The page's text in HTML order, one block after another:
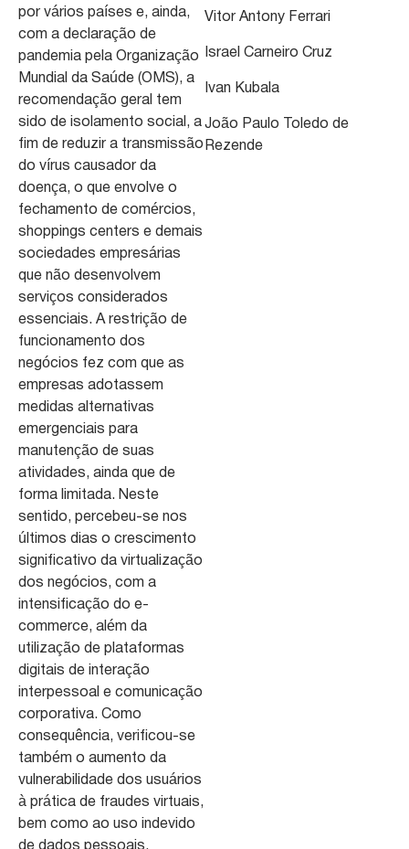
por vários países e, ainda,
com a declaração de
pandemia pela Organização
Mundial da Saúde (OMS), a
recomendação geral tem
sido de isolamento social, a
fim de reduzir a transmissão
do vírus causador da
doença, o que envolve o
fechamento de comércios,
shoppings centers e demais
sociedades empresárias
que não desenvolvem
serviços considerados
essenciais. A restrição de
funcionamento dos
negócios fez com que as
empresas adotassem
medidas alternativas
emergenciais para
manutenção de suas
atividades, ainda que de
forma limitada. Neste
sentido, percebeu-se nos
últimos dias o crescimento
significativo da virtualização
dos negócios, com a
intensificação do e-
commerce, além da
utilização de plataformas
digitais de interação
interpessoal e comunicação
corporativa. Como
consequência, verificou-se
também o aumento da
vulnerabilidade dos usuários
à prática de fraudes virtuais,
bem como ao uso indevido
Vitor Antony Ferrari
Israel Carneiro Cruz
Ivan Kubala
João Paulo Toledo de
Rezende